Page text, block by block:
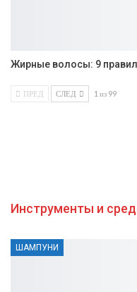
Жирные волосы: 9
ПРЕД СЛЕД 1 из 99
Инструменты и
ШАМПУНИ